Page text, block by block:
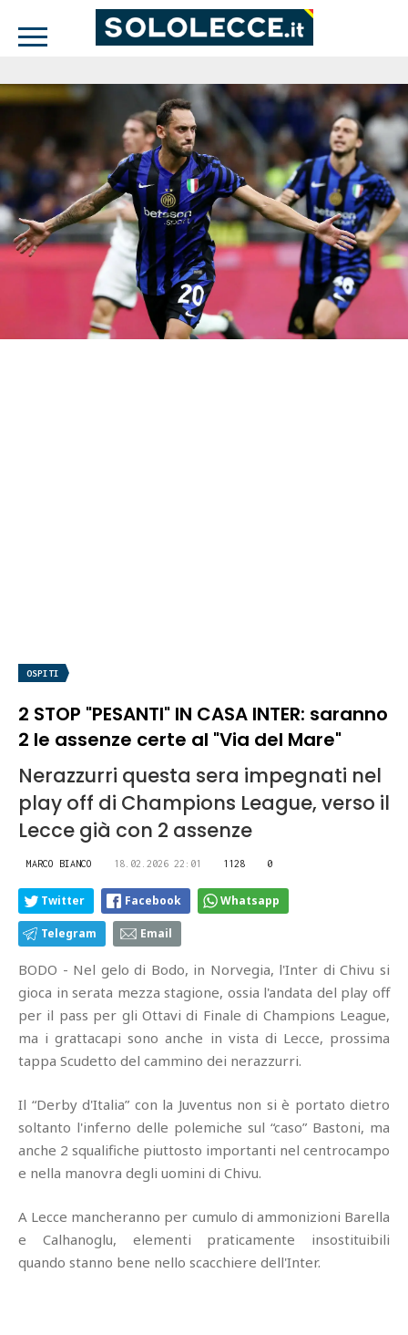
OSPITI
2 STOP "PESANTI" IN CASA INTER: saranno
2 le assenze certe al "Via del Mare"
Nerazzurri questa sera impegnati nel
play off di Champions League, verso il
Lecce già con 2 assenze
MARCO BIANCO 18.02.2026 22:01 1128 0
Twitter Facebook Whatsapp
Telegram Email
BODO - Nel gelo di Bodo, in Norvegia, l'Inter di Chivu si
gioca in serata mezza stagione, ossia l'andata del play off
per il pass per gli Ottavi di Finale di Champions League,
ma i grattacapi sono anche in vista di Lecce, prossima
tappa Scudetto del cammino dei nerazzurri.
Il “Derby d'Italia” con la Juventus non si è portato dietro
soltanto l'inferno delle polemiche sul “caso” Bastoni, ma
anche 2 squalifiche piuttosto importanti nel centrocampo
e nella manovra degli uomini di Chivu.
A Lecce mancheranno per cumulo di ammonizioni Barella
e Calhanoglu, elementi praticamente insostituibili
quando stanno bene nello scacchiere dell'Inter.